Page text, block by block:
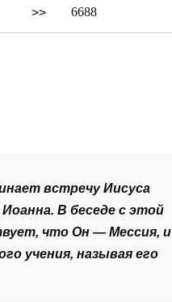
>> 6688
встречу Иисуса
В беседе с этой
что Он — Мессия, и
учения, называя его